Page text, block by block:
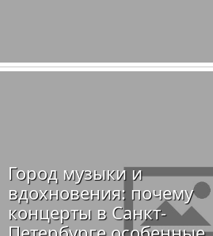
Город музыки и
вдохновения: почему
концерты в Санкт-